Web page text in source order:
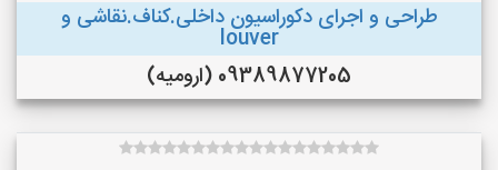
طراحی و اجرای دکوراسیون داخلی.کناف.نقاشی و
louver
09389877205 (ارومیه)